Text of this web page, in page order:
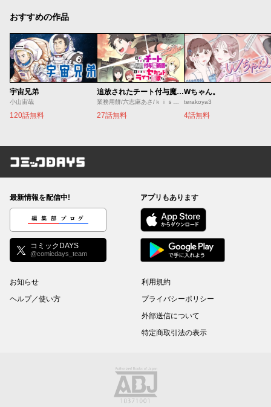
おすすめの作品
宇宙兄弟
小山宙哉
120話無料
追放されたチート付与魔術師は気ままなセカンドライフを謳歌する。 ～俺は武器だけじゃなく、あらゆるものに『強化ポイント』を付与できるし、俺の意思でいつでも効果を解除できるけど、残った人たち大丈夫？～
業務用餅/六志麻あさ/ｋｉｓｕｉ
27話無料
Wちゃん。
terakoya3
4話無料
コミックDAYS
最新情報を配信中!
編集部ブログ
コミックDAYS
@comicdays_team
アプリもあります
お知らせ
ヘルプ／使い方
利用規約
プライバシーポリシー
外部送信について
特定商取引法の表示